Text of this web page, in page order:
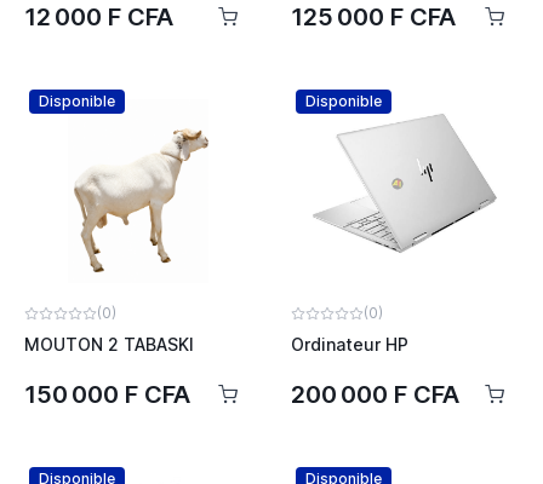
12 000 F CFA 125 000 F CFA
Disponible
(0)
MOUTON 2 TABASKI
150 000 F CFA
Disponible
(0)
Ordinateur HP
200 000 F CFA
Disponible Disponible